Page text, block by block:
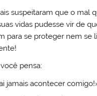
suspeitaram que o mal
vidas pudesse vir de
para se proteger nem se
pensa:
jamais acontecer